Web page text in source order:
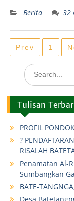
Berita
32
Posts
navigation
Prev 1
Search
for:
Tulisan
PROFIL
?
RISALAH
Penamatan Al-
Sumbangkan
BATE-